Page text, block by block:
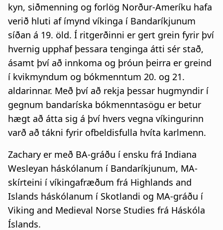
kyn, siðmenning og forlög Norður-Ameríku hafa
verið hluti af ímynd víkinga í Bandaríkjunum
síðan á 19. öld. Í ritgerðinni er gert grein fyrir því
hvernig upphaf þessara tenginga átti sér stað,
ásamt því að innkoma og þróun þeirra er greind
í kvikmyndum og bókmenntum 20. og 21.
aldarinnar. Með því að rekja þessar hugmyndir í
gegnum bandaríska bókmenntasögu er betur
hægt að átta sig á því hvers vegna víkingurinn
varð að tákni fyrir ofbeldisfulla hvíta karlmenn.
Zachary er með BA-gráðu í ensku frá Indiana
Wesleyan háskólanum í Bandaríkjunum, MA-
skírteini í víkingafræðum frá Highlands and
Islands háskólanum í Skotlandi og MA-gráðu í
Viking and Medieval Norse Studies frá Háskóla
Íslands.